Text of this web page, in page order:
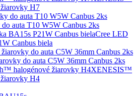
H7
auta T10 W5W Canbus 2ks
Cree LED
Canbus biela
do auta C5W 36mm Canbus 2ks
XENESIS™
H4